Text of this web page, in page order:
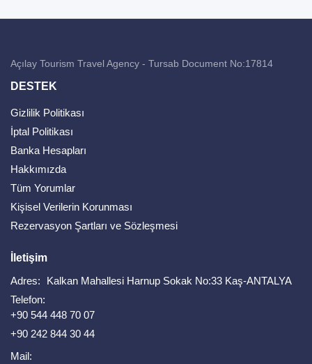
Açılay Tourism Travel Agency - Tursab Document No:17814
DESTEK
Gizlilik Politikası
İptal Politikası
Banka Hesapları
Hakkımızda
Tüm Yorumlar
Kişisel Verilerin Korunması
Rezervasyon Şartları ve Sözleşmesi
İletişim
Adres:
Kalkan Mahallesi Harnup Sokak No:33 Kaş-ANTALYA
Telefon:
+90 544 448 70 07
+90 242 844 30 44
Mail: